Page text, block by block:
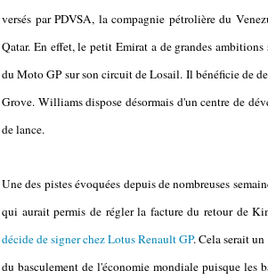
versés par PDVSA, la compagnie pétrolière du
Qatar. En effet, le petit Emirat a de grandes
du Moto GP sur son circuit de Losail. Il bénéficie de
Grove. Williams dispose désormais d'un centre de
de lance.
Une des pistes évoquées depuis de nombreuses
qui aurait permis de régler la facture du retour de
décide de signer chez Lotus Renault GP. Cela serait
du basculement de l'économie mondiale puisque les